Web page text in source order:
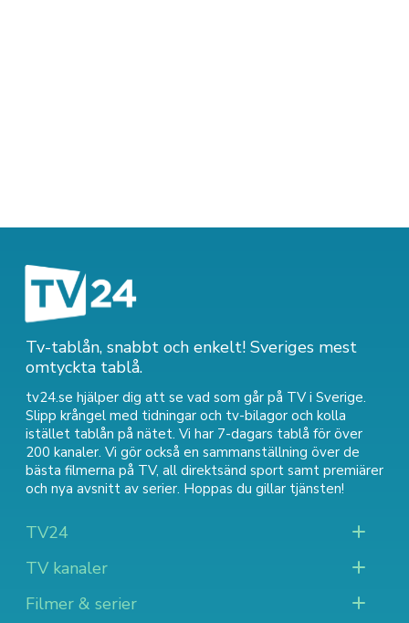
Tv-tablån, snabbt och enkelt! Sveriges mest
omtyckta tablå.
tv24.se hjälper dig att se vad som går på TV i Sverige.
Slipp krångel med tidningar och tv-bilagor och kolla
istället tablån på nätet. Vi har 7-dagars tablå för över
200 kanaler. Vi gör också en sammanställning över de
bästa filmerna på TV, all direktsänd sport samt premiärer
och nya avsnitt av serier. Hoppas du gillar tjänsten!
TV24
TV kanaler
Filmer & serier